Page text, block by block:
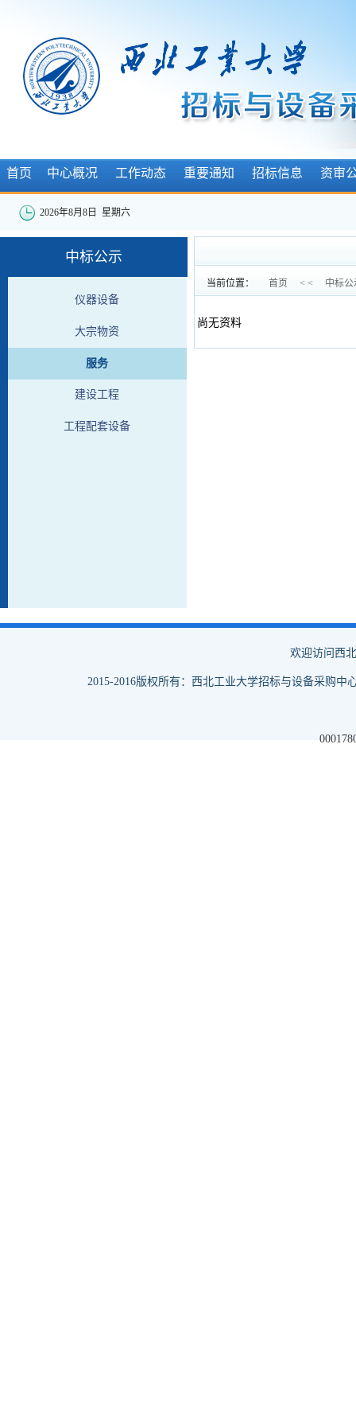
首页 中心概况 工作动态 重要通知 招标信息 资审
2026年8月8日 星期六
中标公示
仪器设备
大宗物资
服务
建设工程
工程配套设备
当前位置： 首页 < < 中标公
尚无资料
欢迎访问西
2015-2016版权所有：西北工业大学招标与设备采购